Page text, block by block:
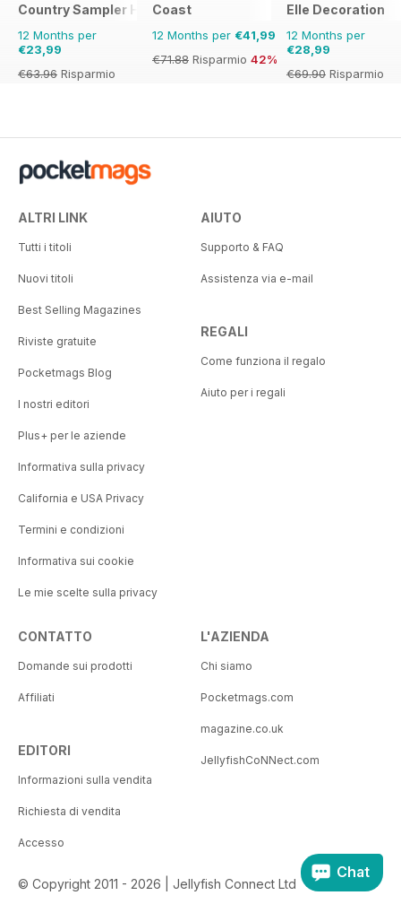
Country Sampler Home
12 Months per
€23,99
€63.96 Risparmio
Coast
12 Months per €41,99
€71.88 Risparmio 42%
Elle Decoration
12 Months per
€28,99
€69.90 Risparmio
ALTRI LINK
Tutti i titoli
Nuovi titoli
Best Selling Magazines
Riviste gratuite
Pocketmags Blog
I nostri editori
Plus+ per le aziende
Informativa sulla privacy
California e USA Privacy
Termini e condizioni
Informativa sui cookie
Le mie scelte sulla privacy
AIUTO
Supporto & FAQ
Assistenza via e-mail
REGALI
Come funziona il regalo
Aiuto per i regali
CONTATTO
Domande sui prodotti
Affiliati
EDITORI
Informazioni sulla vendita
Richiesta di vendita
Accesso
L'AZIENDA
Chi siamo
Pocketmags.com
magazine.co.uk
JellyfishCoNNect.com
© Copyright 2011 - 2026 | Jellyfish Connect Ltd
Chat